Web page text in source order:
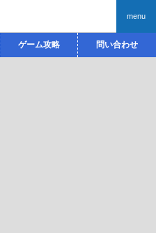
menu
ゲーム攻略 問い合わせ